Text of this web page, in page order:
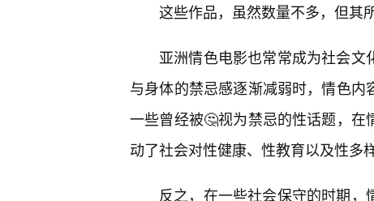
这些作品，虽然数量不多，但其
亚洲情色电影也常常成为社会
与身体的禁忌感逐渐减弱时，情色内
一些曾经被🤔视为禁忌的性话题，
动了社会对性健康、性教育以及性多
反之，在一些社会保守的时期